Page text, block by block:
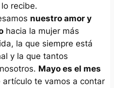
recibe.
nuestro amor y
hacia la mujer más
la que siempre está
y la que tantos
Mayo es el mes
artículo te vamos a contar